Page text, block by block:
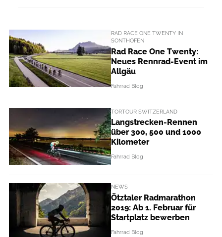
RAD RACE ONE TWENTY IN
SONTHOFEN
Rad Race One Twenty:
Neues Rennrad-Event im
Allgäu
Fahrrad Blog
TORTOUR SWITZERLAND
Langstrecken-Rennen
über 300, 500 und 1000
Kilometer
Fahrrad Blog
NEWS
Ötztaler Radmarathon
2019: Ab 1. Februar für
Startplatz bewerben
Fahrrad Blog